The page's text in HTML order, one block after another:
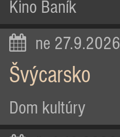
Kino Baník
ne 27.9.2026
Švýcarsko
Dom kultúry